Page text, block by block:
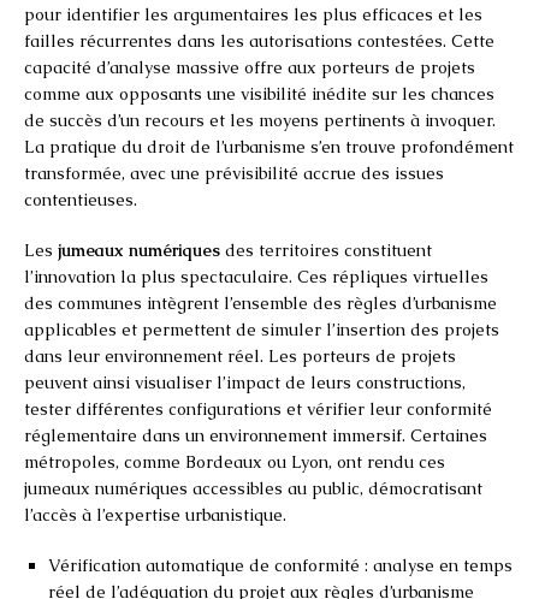
pour identifier les argumentaires les plus efficaces et les
failles récurrentes dans les autorisations contestées. Cette
capacité d’analyse massive offre aux porteurs de projets
comme aux opposants une visibilité inédite sur les chances
de succès d’un recours et les moyens pertinents à invoquer.
La pratique du droit de l’urbanisme s’en trouve profondément
transformée, avec une prévisibilité accrue des issues
contentieuses.
Les jumeaux numériques des territoires constituent
l’innovation la plus spectaculaire. Ces répliques virtuelles
des communes intègrent l’ensemble des règles d’urbanisme
applicables et permettent de simuler l’insertion des projets
dans leur environnement réel. Les porteurs de projets
peuvent ainsi visualiser l’impact de leurs constructions,
tester différentes configurations et vérifier leur conformité
réglementaire dans un environnement immersif. Certaines
métropoles, comme Bordeaux ou Lyon, ont rendu ces
jumeaux numériques accessibles au public, démocratisant
l’accès à l’expertise urbanistique.
Vérification automatique de conformité : analyse en temps
réel de l’adéquation du projet aux règles d’urbanisme